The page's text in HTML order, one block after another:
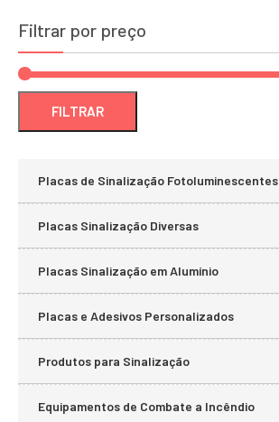
Filtrar por preço
FILTRAR
Placas de Sinalização Fotoluminescentes
Placas Sinalização Diversas
Placas Sinalização em Alumínio
Placas e Adesivos Personalizados
Produtos para Sinalização
Equipamentos de Combate a Incêndio